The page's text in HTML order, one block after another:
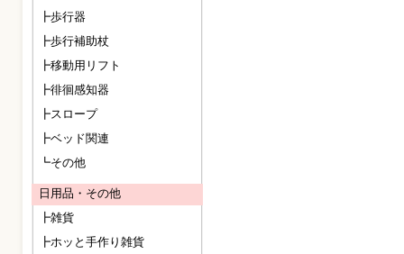
┣歩行器
┣歩行補助杖
┣移動用リフト
┣徘徊感知器
┣スロープ
┣ベッド関連
┗その他
日用品・その他
┣雑貨
┣ホッと手作り雑貨